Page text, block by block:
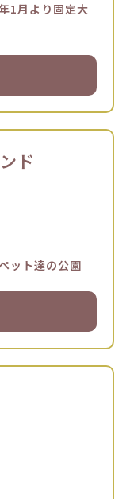
1月より固定大
ド
ット達の公園